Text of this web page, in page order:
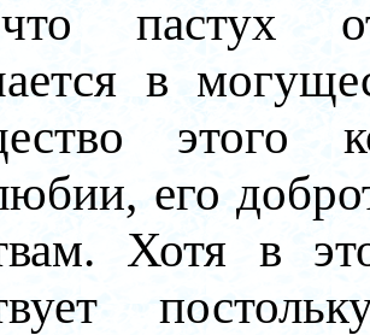
пастух
в
этого
его
Хотя в